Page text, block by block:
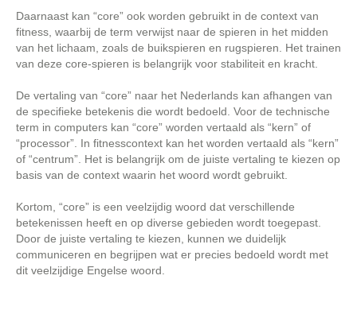
Daarnaast kan “core” ook worden gebruikt in de context van
fitness, waarbij de term verwijst naar de spieren in het midden
van het lichaam, zoals de buikspieren en rugspieren. Het trainen
van deze core-spieren is belangrijk voor stabiliteit en kracht.
De vertaling van “core” naar het Nederlands kan afhangen van
de specifieke betekenis die wordt bedoeld. Voor de technische
term in computers kan “core” worden vertaald als “kern” of
“processor”. In fitnesscontext kan het worden vertaald als “kern”
of “centrum”. Het is belangrijk om de juiste vertaling te kiezen op
basis van de context waarin het woord wordt gebruikt.
Kortom, “core” is een veelzijdig woord dat verschillende
betekenissen heeft en op diverse gebieden wordt toegepast.
Door de juiste vertaling te kiezen, kunnen we duidelijk
communiceren en begrijpen wat er precies bedoeld wordt met
dit veelzijdige Engelse woord.